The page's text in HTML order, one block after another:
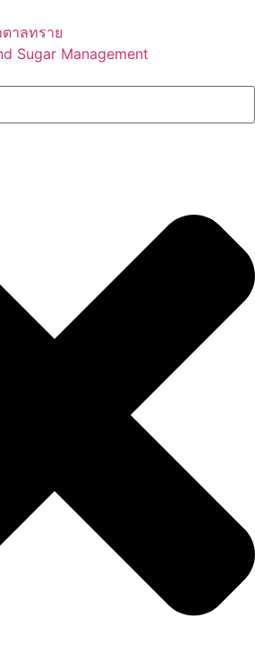
าลทราย
Sugar Management